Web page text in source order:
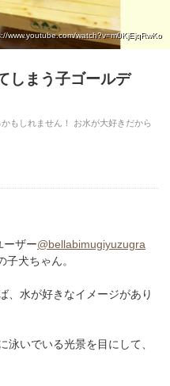
www.youtube.com/watch?v=m0KjEjqRwKo
しまう子ゴールデ
もしれません！ お水が大好きだから
ーザー@bellabimugiyuzugra
犬ちゃん。
、水が好きなイメージがあり
泳いでいる光景を目にして、